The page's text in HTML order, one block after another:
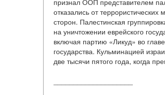
признал ООП представителем
отказались от
сторон. Палестинская
на уничтожении еврейского
включая партию «Ликуд» во
государства. Кульминацией
две тысячи пятого года, когда